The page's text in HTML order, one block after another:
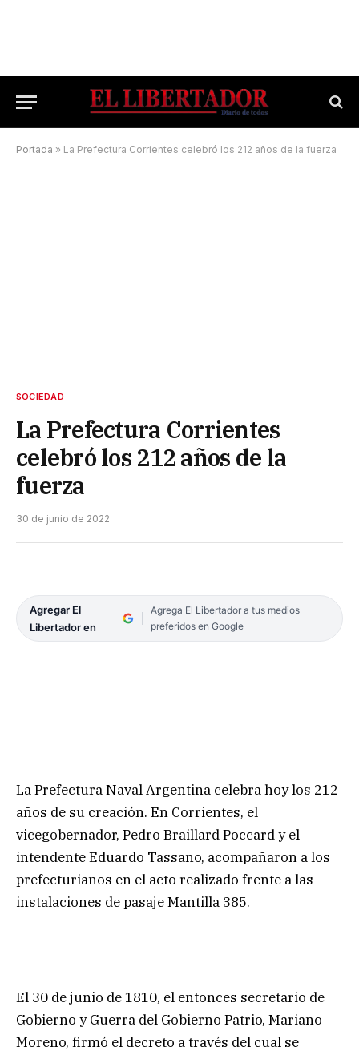
Portada » La Prefectura Corrientes celebró los 212 años de la fuerza
SOCIEDAD
La Prefectura Corrientes
celebró los 212 años de la
fuerza
30 de junio de 2022
Agregar El
Libertador en
Agrega El Libertador a tus medios
preferidos en Google
La Prefectura Naval Argentina celebra hoy los 212
años de su creación. En Corrientes, el
vicegobernador, Pedro Braillard Poccard y el
intendente Eduardo Tassano, acompañaron a los
prefecturianos en el acto realizado frente a las
instalaciones de pasaje Mantilla 385.
El 30 de junio de 1810, el entonces secretario de
Gobierno y Guerra del Gobierno Patrio, Mariano
Moreno, firmó el decreto a través del cual se